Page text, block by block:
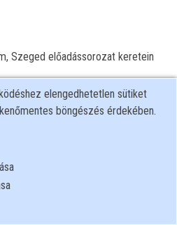
Szeged előadássorozat keretein
elengedhetetlen sütiket
böngészés érdekében.